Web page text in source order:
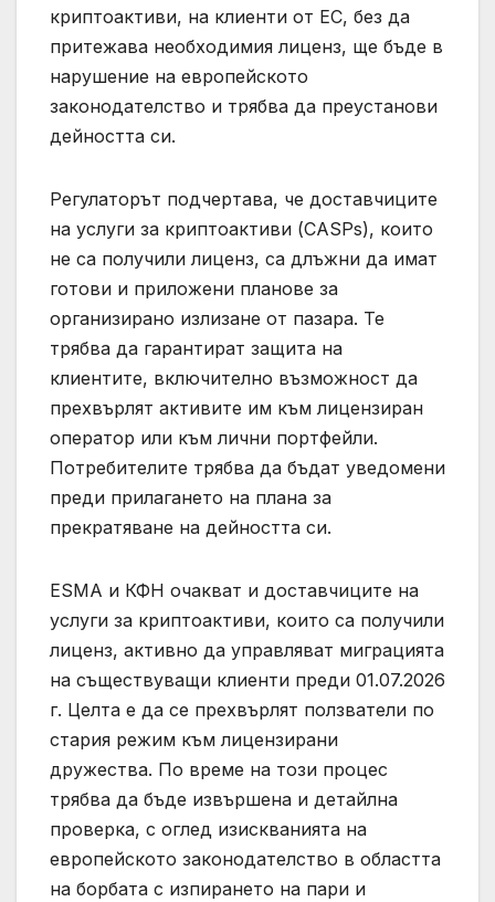
криптоактиви, на клиенти от ЕС, без да
притежава необходимия лиценз, ще бъде в
нарушение на европейското
законодателство и трябва да преустанови
дейността си.
Регулаторът подчертава, че доставчиците
на услуги за криптоактиви (CASPs), които
не са получили лиценз, са длъжни да имат
готови и приложени планове за
организирано излизане от пазара. Те
трябва да гарантират защита на
клиентите, включително възможност да
прехвърлят активите им към лицензиран
оператор или към лични портфейли.
Потребителите трябва да бъдат уведомени
преди прилагането на плана за
прекратяване на дейността си.
ЕSMA и КФН очакват и доставчиците на
услуги за криптоактиви, които са получили
лиценз, активно да управляват миграцията
на съществуващи клиенти преди 01.07.2026
г. Целта е да се прехвърлят ползватели по
стария режим към лицензирани
дружества. По време на този процес
трябва да бъде извършена и детайлна
проверка, с оглед изискванията на
европейското законодателство в областта
на борбата с изпирането на пари и